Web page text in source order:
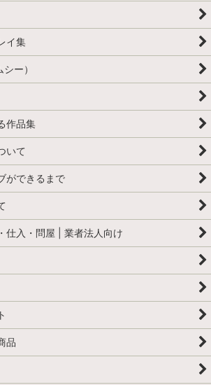
イ集
ー）
作品集
いて
ができるまで
仕入・問屋 | 業者法人向け
品